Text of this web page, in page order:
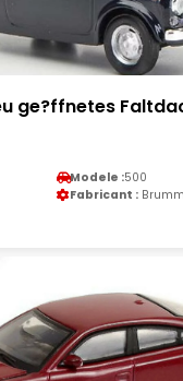
ge?ffnetes
Modele :500
Fabricant : Brumm